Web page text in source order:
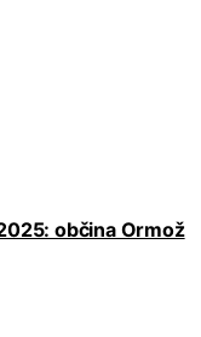
občina Ormož